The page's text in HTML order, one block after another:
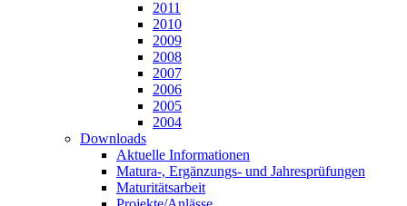
2011
2010
2009
2008
2007
2006
2005
2004
Downloads
Aktuelle Informationen
Matura-, Ergänzungs- und Jahresprüfungen
Maturitätsarbeit